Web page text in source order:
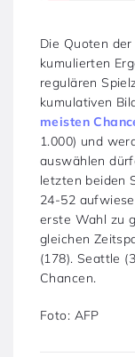
Die Quoten
kumulierten
regulären
kumulativen
meisten
1.000) und
auswählen
letzten beiden
24-52
erste Wahl zu
gleichen
(178). Seattle
Chancen.
Foto: AFP